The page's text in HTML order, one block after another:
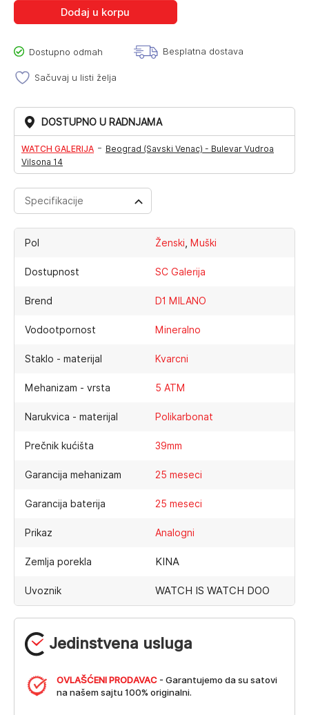
Dodaj u korpu
Dostupno odmah Besplatna dostava
Sačuvaj u listi želja
DOSTUPNO U RADNJAMA
WATCH GALERIJA - Beograd (Savski Venac) - Bulevar Vudroa
Vilsona 14
Jedinstvena usluga
OVLAŠĆENI PRODAVAC - Garantujemo da su satovi
na našem sajtu 100% originalni.
Specifikacije
Pol Ženski, Muški
Dostupnost SC Galerija
Brend D1 MILANO
Vodootpornost Mineralno
Staklo - materijal Kvarcni
Mehanizam - vrsta 5 ATM
Narukvica - materijal Polikarbonat
Prečnik kućišta 39mm
Garancija mehanizam 25 meseci
Garancija baterija 25 meseci
Prikaz Analogni
Zemlja porekla KINA
Uvoznik WATCH IS WATCH DOO